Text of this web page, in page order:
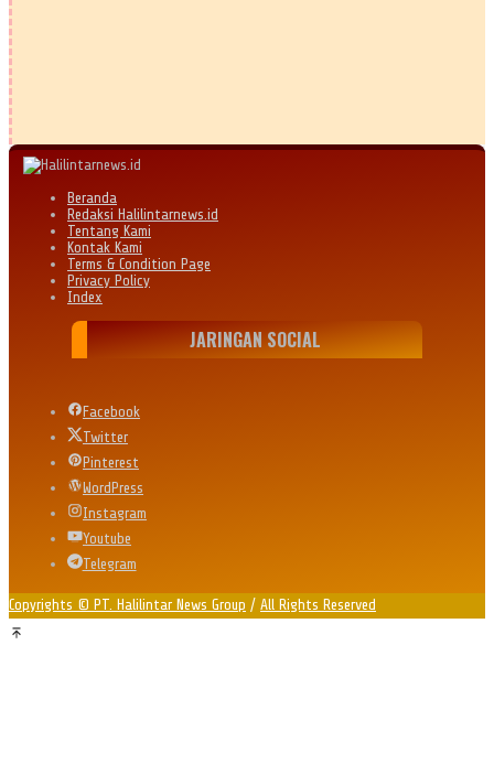
Beranda
Redaksi Halilintarnews.id
Tentang Kami
Kontak Kami
Terms & Condition Page
Privacy Policy
Index
JARINGAN SOCIAL
Facebook
Twitter
Pinterest
WordPress
Instagram
Youtube
Telegram
Copyrights © PT. Halilintar News Group / All Rights Reserved